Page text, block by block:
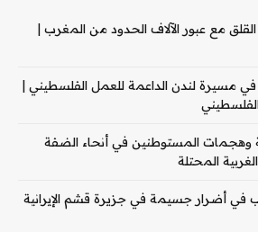
مع عبور الآلاف الحدود من المغرب |
مسيرة لندن الداعمة للعمل الفلسطيني |
الفلسطيني
وهجمات المستوطنين في أنحاء الضفة
المحتلة
في أضرار جسيمة في جزيرة قشم الإيرانية